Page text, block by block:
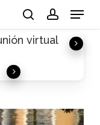
Menu
virtual